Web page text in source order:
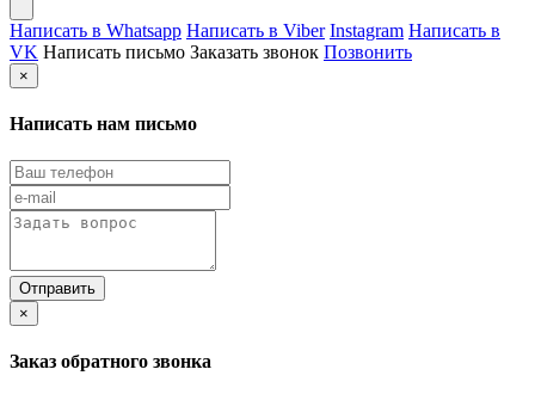
Написать в Whatsapp Написать в Viber Instagram Написать в
VK Написать письмо Заказать звонок Позвонить
×
Написать нам письмо
×
Заказ обратного звонка